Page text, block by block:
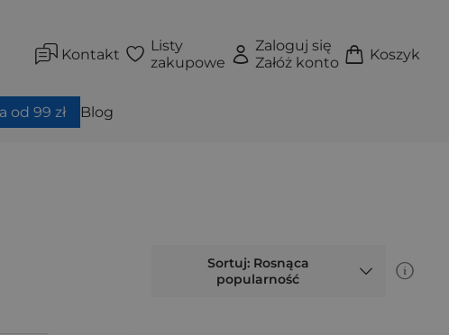
Kontakt
Listy
zakupowe
Zaloguj się
Załóż konto
Koszyk
od 99 zł Blog
Sortuj: Rosnąca
popularność